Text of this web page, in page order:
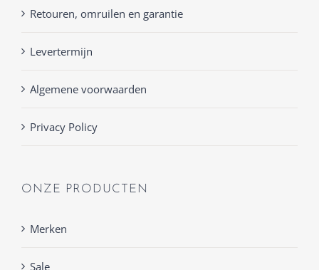
Retouren, omruilen en garantie
Levertermijn
Algemene voorwaarden
Privacy Policy
ONZE PRODUCTEN
Merken
Sale